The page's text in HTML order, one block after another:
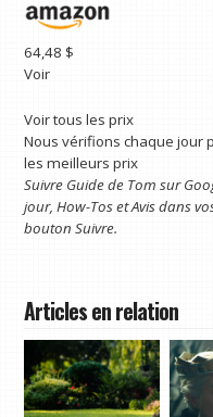
64,48 $
Voir
Voir tous les prix
Nous vérifions chaque jour
les meilleurs prix
Suivre Guide de Tom sur
jour, How-Tos et Avis dans
bouton Suivre.
Articles en relation